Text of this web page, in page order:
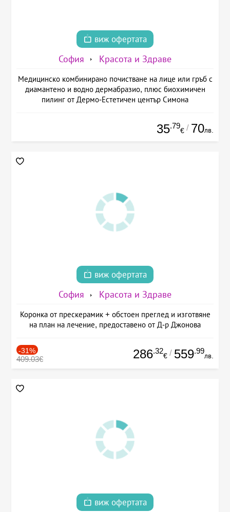
виж офертата
София Красота и Здраве
Медицинско комбинирано почистване на лице или гръб с
диамантено и водно дермабразио, плюс биохимичен
пилинг от Дермо-Естетичен център Симона
35.79
€ / 70лв.
виж офертата
София Красота и Здраве
Коронка от прескерамик + обстоен преглед и изготвяне
на план на лечение, предоставено от Д-р Джонова
-31%
409.03€ 286.32
€ / 559.99
лв.
виж офертата